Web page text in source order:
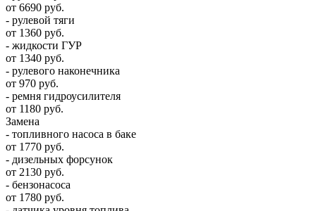
от 6690 руб.
- рулевой тяги
от 1360 руб.
- жидкости ГУР
от 1340 руб.
- рулевого наконечника
от 970 руб.
- ремня гидроусилителя
от 1180 руб.
Замена
- топливного насоса в баке
от 1770 руб.
- дизельных форсунок
от 2130 руб.
- бензонасоса
от 1780 руб.